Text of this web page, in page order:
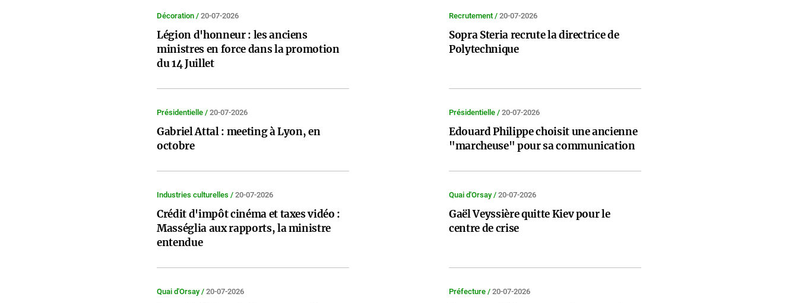
Décoration / 20-07-2026
Légion d'honneur : les anciens
ministres en force dans la promotion
du 14 Juillet
Recrutement / 20-07-2026
Sopra Steria recrute la directrice de
Polytechnique
Présidentielle / 20-07-2026
Gabriel Attal : meeting à Lyon, en
octobre
Présidentielle / 20-07-2026
Edouard Philippe choisit une ancienne
"marcheuse" pour sa communication
Industries culturelles / 20-07-2026
Crédit d'impôt cinéma et taxes vidéo :
Masséglia aux rapports, la ministre
entendue
Quai d'Orsay / 20-07-2026
Gaël Veyssière quitte Kiev pour le
centre de crise
Quai d'Orsay / 20-07-2026 Préfecture / 20-07-2026